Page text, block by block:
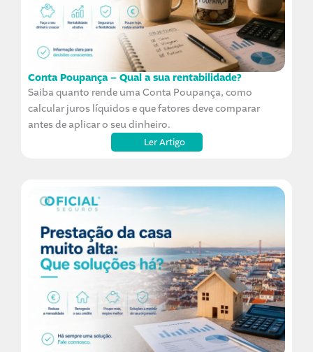
Conta Poupança – Qual a sua rentabilidade?
Saiba quanto rende uma Conta Poupança, como
calcular juros líquidos e que fatores deve comparar
antes de aplicar o seu dinheiro.
Ler Artigo